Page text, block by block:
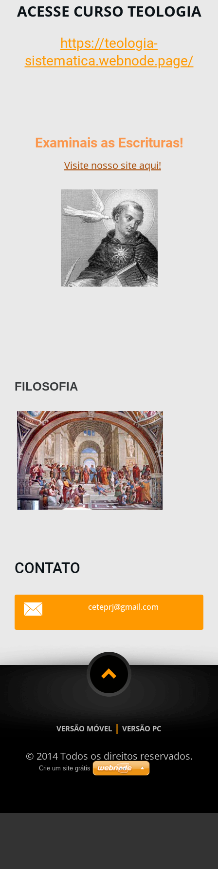
ACESSE CURSO TEOLOGIA
https://teologia-
sistematica.webnode.page/
Examinais as Escrituras!
Visite nosso site aqui!
FILOSOFIA
CONTATO
ceteprj@gmail.com
VERSÃO MÓVEL | VERSÃO PC
© 2014 Todos os direitos reservados.
Crie um site grátis